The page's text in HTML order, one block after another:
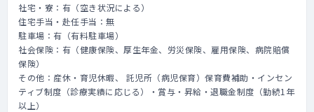
社宅・寮：有（空き状況による）
住宅手当・赴任手当：無
駐車場：有（有料駐車場）
社会保険：有（健康保険、厚生年金、労災保険、雇用保険、病院賠償
保険）
その他：産休・育児休暇、 託児所（病児保育）保育費補助・インセン
ティブ制度（診療実績に応じる）・賞与・昇給・退職金制度（勤続1年
以上）